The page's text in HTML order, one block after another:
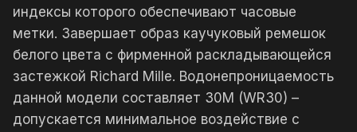
индексы которого обеспечивают часовые
метки. Завершает образ каучуковый ремешок
белого цвета с фирменной раскладывающейся
застежкой Richard Mille. Водонепроницаемость
данной модели составляет 30М (WR30) –
допускается минимальное воздействие с